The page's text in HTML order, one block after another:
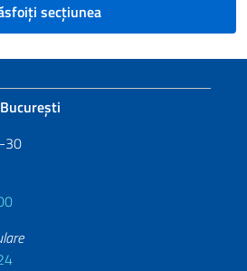
secțiunea
30